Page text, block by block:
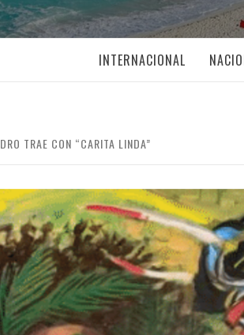
INTERNACIONAL
TRAE CON “CARITA LINDA”